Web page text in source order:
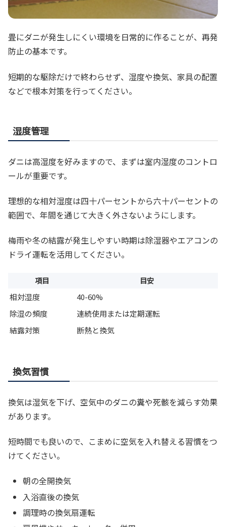
畳にダニが発生しにくい環境を日常的に作ることが、再発
防止の基本です。
短期的な駆除だけで終わらせず、湿度や換気、家具の配置
などで根本対策を行ってください。
湿度管理
ダニは高湿度を好みますので、まずは室内湿度のコントロ
ールが重要です。
理想的な相対湿度は四十パーセントから六十パーセントの
範囲で、年間を通じて大きく外さないようにします。
梅雨や冬の結露が発生しやすい時期は除湿器やエアコンの
ドライ運転を活用してください。
項目 目安
相対湿度
40-60%
除湿の頻度
連続使用または定期運転
結露対策
断熱と換気
換気習慣
換気は湿気を下げ、空気中のダニの糞や死骸を減らす効果
があります。
短時間でも良いので、こまめに空気を入れ替える習慣をつ
けてください。
朝の全開換気
入浴直後の換気
調理時の換気扇運転